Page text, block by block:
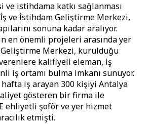
istihdama katkı sağlanması
ve İstihdam Geliştirme Merkezi,
sonuna kadar aralıyor.
en önemli projeleri arasında yer
Merkezi, kurulduğu
kalifiyeli eleman, iş
iş ortamı bulma imkanı sunuyor.
iş arayan 300 kişiyi Antalya
gösteren bir firma ile
ehliyetli şoför ve yer hizmet
etmişti.